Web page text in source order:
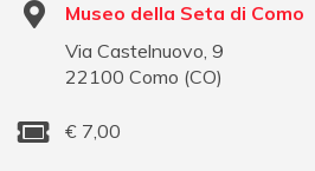
Museo della Seta di Como
Via Castelnuovo, 9
22100 Como (CO)
€ 7,00